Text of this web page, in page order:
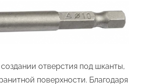
отверстия под шканты,
поверхности. Благодаря